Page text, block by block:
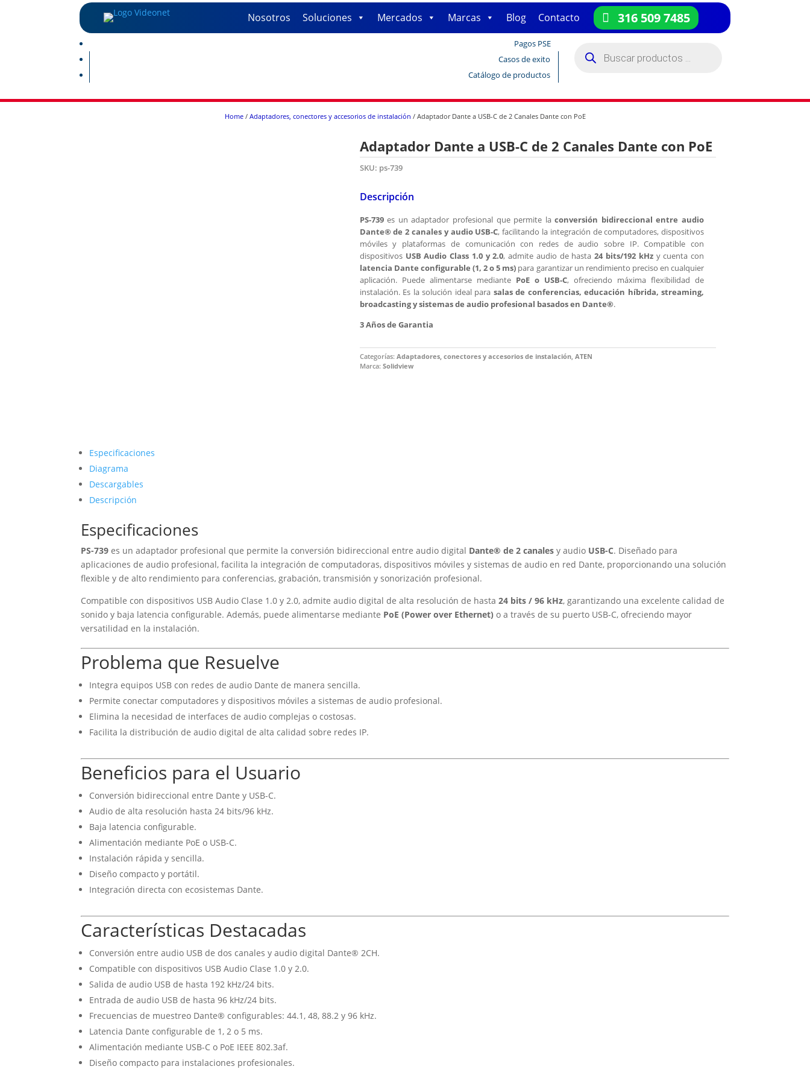
Nosotros Soluciones Mercados Marcas Blog Contacto 316 509 7485
Pagos PSE
Casos de exito
Catálogo de productos
productos
Home/ Adaptadores, conectores y accesorios de instalación / Adaptador Dante a USB-C de 2 Canales Dante con PoE
Adaptador Dante a USB-C de 2 Canales Dante con PoE
SKU: ps-739
Descripción
PS-739es un adaptador profesional que permite laconversión bidireccional entre audio
Dante® de 2 canales y audio USB-C, facilitando la integración de computadores, dispositivos
móviles y plataformas de comunicación con redes de audio sobre IP. Compatible con
dispositivos USB Audio Class 1.0 y 2.0, admite audio de hasta24 bits/192 kHzy cuenta con
latencia Dante configurable (1, 2 o 5 ms) para garantizar un rendimiento preciso en cualquier
aplicación. Puede alimentarse mediante PoE o USB-C, ofreciendo máxima flexibilidad de
instalación. Es la solución ideal para salas de conferencias, educación híbrida, streaming,
broadcasting y sistemas de audio profesional basados en Dante®.
3 Años de Garantia
Categorías: Adaptadores, conectores y accesorios de instalación, ATEN
Marca: Solidview
Especificaciones
Diagrama
Descargables
Descripción
Especificaciones
PS-739 es un adaptador profesional que permite la conversión bidireccional entre audio digital Dante® de 2 canales y audio USB-C. Diseñado para
aplicaciones de audio profesional, facilita la integración de computadoras, dispositivos móviles y sistemas de audio en red Dante, proporcionando una solución
flexible y de alto rendimiento para conferencias, grabación, transmisión y sonorización profesional.
Compatible con dispositivos USB Audio Clase 1.0 y 2.0, admite audio digital de alta resolución de hasta24 bits / 96 kHz, garantizando una excelente calidad de
sonido y baja latencia configurable. Además, puede alimentarse mediante PoE (Power over Ethernet) o a través de su puerto USB-C, ofreciendo mayor
versatilidad en la instalación.
Problema que Resuelve
Integra equipos USB con redes de audio Dante de manera sencilla.
Permite conectar computadores y dispositivos móviles a sistemas de audio profesional.
Elimina la necesidad de interfaces de audio complejas o costosas.
Facilita la distribución de audio digital de alta calidad sobre redes IP.
Beneficios para el Usuario
Conversión bidireccional entre Dante y USB-C.
Audio de alta resolución hasta 24 bits/96 kHz.
Baja latencia configurable.
Alimentación mediante PoE o USB-C.
Instalación rápida y sencilla.
Diseño compacto y portátil.
Integración directa con ecosistemas Dante.
Características Destacadas
Conversión entre audio USB de dos canales y audio digital Dante® 2CH.
Compatible con dispositivos USB Audio Clase 1.0 y 2.0.
Salida de audio USB de hasta 192 kHz/24 bits.
Entrada de audio USB de hasta 96 kHz/24 bits.
Frecuencias de muestreo Dante® configurables: 44.1, 48, 88.2 y 96 kHz.
Latencia Dante configurable de 1, 2 o 5 ms.
Alimentación mediante USB-C o PoE IEEE 802.3af.
Diseño compacto para instalaciones profesionales.